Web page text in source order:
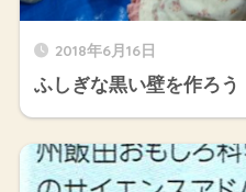
2018年6月16日
ふしぎな黒い壁を作ろう